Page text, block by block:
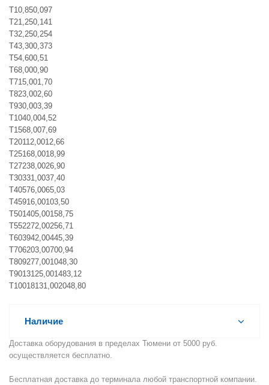
T10,850,097
T21,250,141
T32,250,254
T43,300,373
T54,600,51
T68,000,90
T715,001,70
T823,002,60
T930,003,39
T1040,004,52
T1568,007,69
T20112,0012,66
T25168,0018,99
T27238,0026,90
T30331,0037,40
T40576,0065,03
T45916,00103,50
T501405,00158,75
T552272,00256,71
T603942,00445,39
T706203,00700,94
T809277,001048,30
T9013125,001483,12
T10018131,002048,80
Наличие
Доставка оборудования в пределах Тюмени от 5000 руб.
осуществляется бесплатно.
Бесплатная доставка до терминала любой транспортной компании.